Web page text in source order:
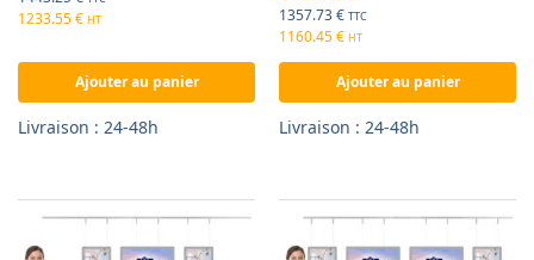
1233.55€ HT
Ajouter au panier
Livraison : 24-48h
1357.73€ TTC
1160.45€ HT
Ajouter au panier
Livraison : 24-48h